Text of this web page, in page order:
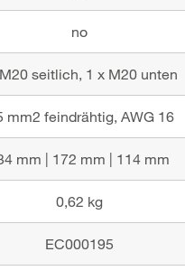
no
seitlich, 1 x M20 unten
mm2 feindrähtig, AWG 16
mm | 172 mm | 114 mm
0,62 kg
EC000195